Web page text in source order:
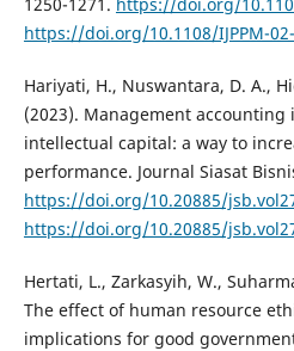
https://doi.org/10.1108/IJPPM-
Hariyati, H., Nuswantara, D. A.,
(2023). Management
intellectual capital: a way to
performance. Journal Siasat
https://doi.org/10.20885/
https://doi.org/10.20885/
Hertati, L., Zarkasyih, W.,
The effect of human resource
implications for good